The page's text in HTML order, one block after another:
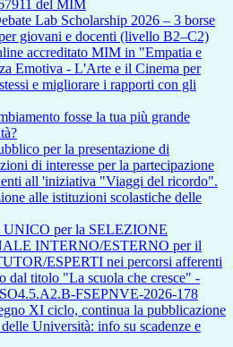
del MIM
Lab Scholarship 2026 – 3 borse
giovani e docenti (livello B2–C2)
accreditato MIM in "Empatia e
Emotiva - L'Arte e il Cinema per
e migliorare i rapporti con gli
fosse la tua più grande
per la presentazione di
di interesse per la partecipazione
all 'iniziativa "Viaggi del ricordo".
alle istituzioni scolastiche delle
per la SELEZIONE
INTERNO/ESTERNO per il
ESPERTI nei percorsi afferenti
dal titolo "La scuola che cresce" -
FSEPNVE-2026-178
XI ciclo, continua la pubblicazione
Università: info su scadenze e